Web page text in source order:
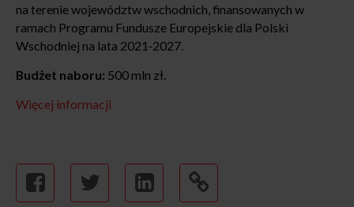
na terenie województw wschodnich, finansowanych w
ramach Programu Fundusze Europejskie dla Polski
Wschodniej na lata 2021‐2027.
Budżet naboru: 500 mln zł.
Więcej informacji